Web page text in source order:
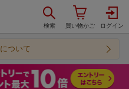
ついて